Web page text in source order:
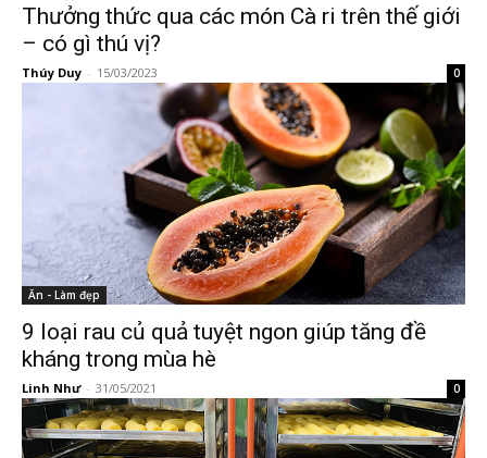
Thưởng thức qua các món Cà ri trên thế giới
– có gì thú vị?
Thúy Duy - 15/03/2023 0
Ăn - Làm đẹp
9 loại rau củ quả tuyệt ngon giúp tăng đề
kháng trong mùa hè
Linh Như - 31/05/2021 0